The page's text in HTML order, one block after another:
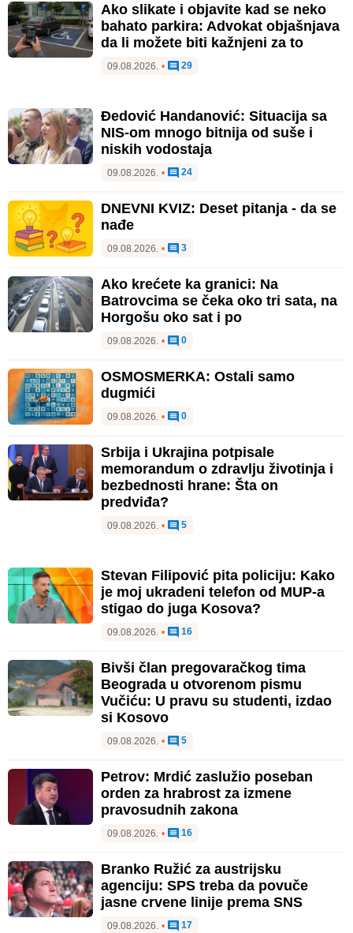
Ako slikate i objavite kad se neko
bahato parkira: Advokat objašnjava
da li možete biti kažnjeni za to
09.08.2026. • 29
Đedović Handanović: Situacija sa
NIS-om mnogo bitnija od suše i
niskih vodostaja
09.08.2026. • 24
DNEVNI KVIZ: Deset pitanja - da se
nađe
09.08.2026. • 3
Ako krećete ka granici: Na
Batrovcima se čeka oko tri sata, na
Horgošu oko sat i po
09.08.2026. • 0
OSMOSMERKA: Ostali samo
dugmići
09.08.2026. • 0
Srbija i Ukrajina potpisale
memorandum o zdravlju životinja i
bezbednosti hrane: Šta on
predviđa?
09.08.2026. • 5
Stevan Filipović pita policiju: Kako
je moj ukradeni telefon od MUP-a
stigao do juga Kosova?
09.08.2026. • 16
Bivši član pregovaračkog tima
Beograda u otvorenom pismu
Vučiću: U pravu su studenti, izdao
si Kosovo
09.08.2026. • 5
Petrov: Mrdić zaslužio poseban
orden za hrabrost za izmene
pravosudnih zakona
09.08.2026. • 16
Branko Ružić za austrijsku
agenciju: SPS treba da povuče
jasne crvene linije prema SNS
09.08.2026. • 17